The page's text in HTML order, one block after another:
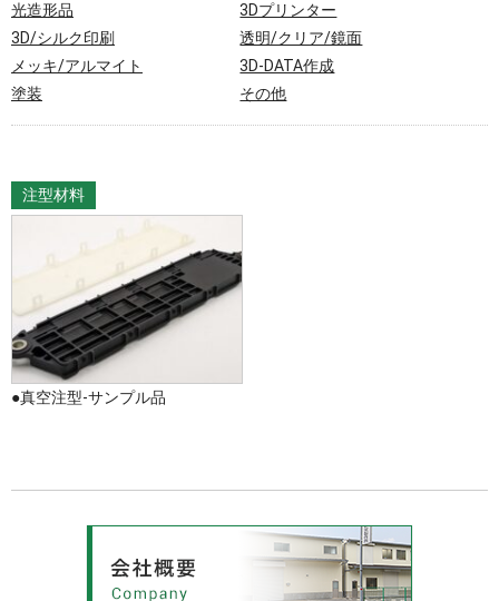
光造形品
3Dプリンター
3D/シルク印刷
透明/クリア/鏡面
メッキ/アルマイト
3D-DATA作成
塗装
その他
注型材料
●真空注型-サンプル品